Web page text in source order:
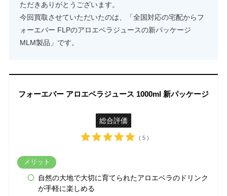
ただきありがとうございます。
今回買取させていただいたのは、「全国対応の宅配からフ
ォーエバー FLPのアロエベラジュースの新パッケージ
MLM製品」です。
フォーエバー アロエベラジュース 1000ml 新パッケージ
総合評価
( 5 )
メリット
自然の大地で大切に育てられたアロエベラのドリンク
が手軽に楽しめる